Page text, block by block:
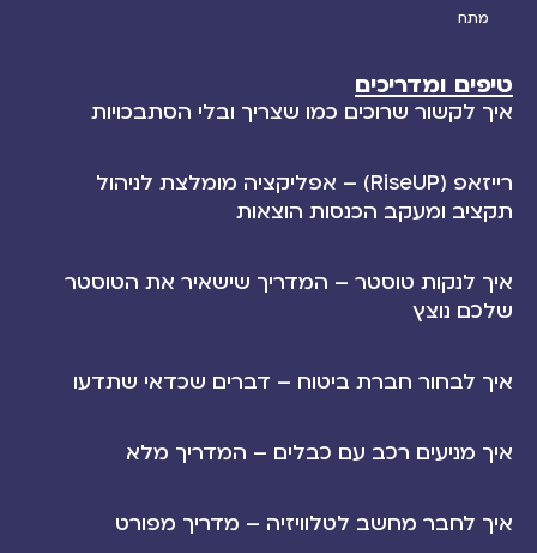
מתח
טיפים ומדריכים
איך לקשור שרוכים כמו שצריך ובלי הסתבכויות
רייזאפ (RiseUP) – אפליקציה מומלצת לניהול
תקציב ומעקב הכנסות הוצאות
איך לנקות טוסטר – המדריך שישאיר את הטוסטר
שלכם נוצץ
איך לבחור חברת ביטוח – דברים שכדאי שתדעו
איך מניעים רכב עם כבלים – המדריך מלא
איך לחבר מחשב לטלוויזיה – מדריך מפורט